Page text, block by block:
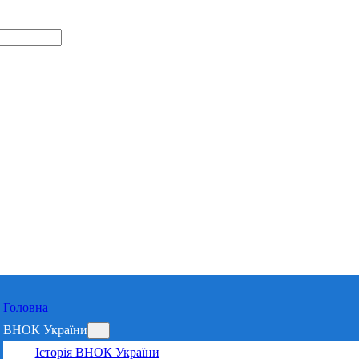
Головна
ВНОК України
Історія ВНОК України